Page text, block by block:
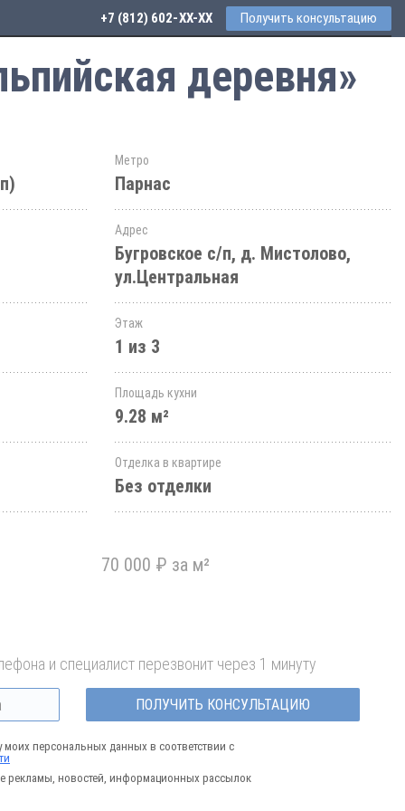
+7 (812) 602-44-77 Получить консультацию
деревня»
Метро
Парнас
Адрес
Бугровское с/п, д. Мистолово,
ул.Центральная
Этаж
1 из 3
Площадь кухни
9.28 м²
Отделка в квартире
Без отделки
70 000 ₽ за м²
и специалист перезвонит через 1 минуту
ПОЛУЧИТЬ КОНСУЛЬТАЦИЮ
моих персональных данных в соответствии с
рекламы, новостей, информационных рассылок